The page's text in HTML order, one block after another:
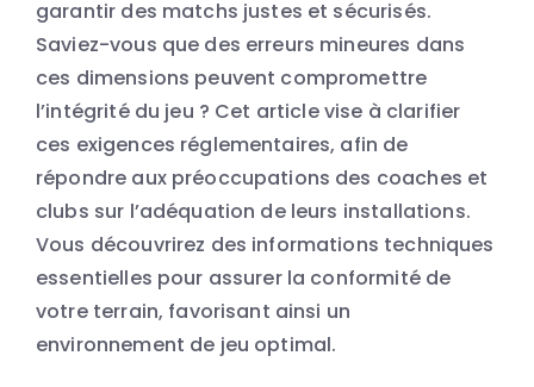
garantir des matchs justes et sécurisés.
Saviez-vous que des erreurs mineures dans
ces dimensions peuvent compromettre
l’intégrité du jeu ? Cet article vise à clarifier
ces exigences réglementaires, afin de
répondre aux préoccupations des coaches et
clubs sur l’adéquation de leurs installations.
Vous découvrirez des informations techniques
essentielles pour assurer la conformité de
votre terrain, favorisant ainsi un
environnement de jeu optimal.